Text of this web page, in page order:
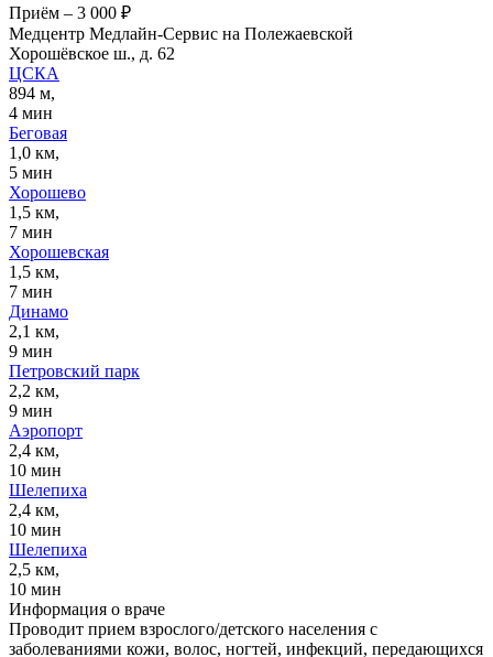
Приём – 3 000 ₽
Медцентр Медлайн-Сервис на Полежаевской
Хорошёвское ш., д. 62
ЦСКА
894 м,
4 мин
Беговая
1,0 км,
5 мин
Хорошево
1,5 км,
7 мин
Хорошевская
1,5 км,
7 мин
Динамо
2,1 км,
9 мин
Петровский парк
2,2 км,
9 мин
Аэропорт
2,4 км,
10 мин
Шелепиха
2,4 км,
10 мин
Шелепиха
2,5 км,
10 мин
Информация о враче
Проводит прием взрослого/детского населения с
заболеваниями кожи, волос, ногтей, инфекций, передающихся